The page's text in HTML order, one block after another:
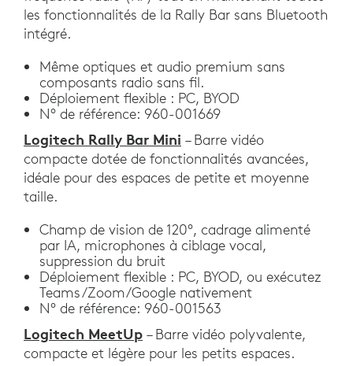
les fonctionnalités de la Rally Bar sans Bluetooth
intégré.
Même optiques et audio premium sans
composants radio sans fil.
Déploiement flexible : PC, BYOD
N° de référence: 960-001669
Logitech Rally Bar Mini – Barre vidéo
compacte dotée de fonctionnalités avancées,
idéale pour des espaces de petite et moyenne
taille.
Champ de vision de 120°, cadrage alimenté
par IA, microphones à ciblage vocal,
suppression du bruit
Déploiement flexible : PC, BYOD, ou exécutez
Teams/Zoom/Google nativement
N° de référence: 960-001563
Logitech MeetUp – Barre vidéo polyvalente,
compacte et légère pour les petits espaces.